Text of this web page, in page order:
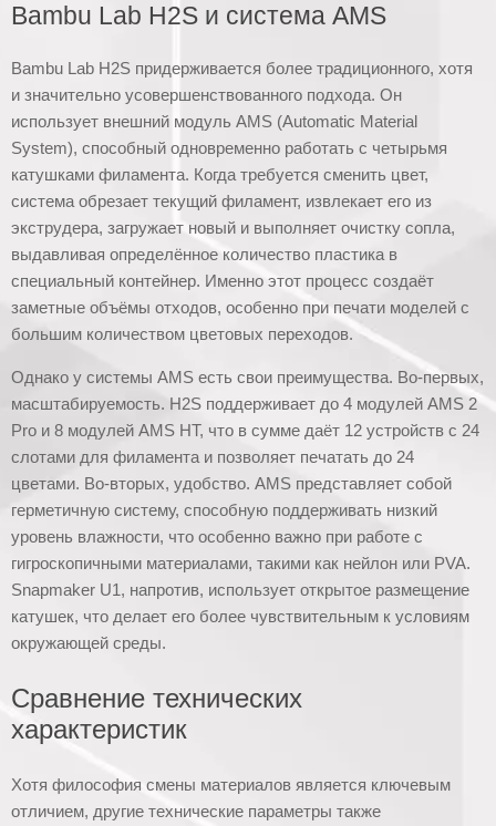
Bambu Lab H2S и система AMS
Bambu Lab H2S придерживается более традиционного, хотя
и значительно усовершенствованного подхода. Он
использует внешний модуль AMS (Automatic Material
System), способный одновременно работать с четырьмя
катушками филамента. Когда требуется сменить цвет,
система обрезает текущий филамент, извлекает его из
экструдера, загружает новый и выполняет очистку сопла,
выдавливая определённое количество пластика в
специальный контейнер. Именно этот процесс создаёт
заметные объёмы отходов, особенно при печати моделей с
большим количеством цветовых переходов.
Однако у системы AMS есть свои преимущества. Во-первых,
масштабируемость. H2S поддерживает до 4 модулей AMS 2
Pro и 8 модулей AMS HT, что в сумме даёт 12 устройств с 24
слотами для филамента и позволяет печатать до 24
цветами. Во-вторых, удобство. AMS представляет собой
герметичную систему, способную поддерживать низкий
уровень влажности, что особенно важно при работе с
гигроскопичными материалами, такими как нейлон или PVA.
Snapmaker U1, напротив, использует открытое размещение
катушек, что делает его более чувствительным к условиям
окружающей среды.
Сравнение технических
характеристик
Хотя философия смены материалов является ключевым
отличием, другие технические параметры также